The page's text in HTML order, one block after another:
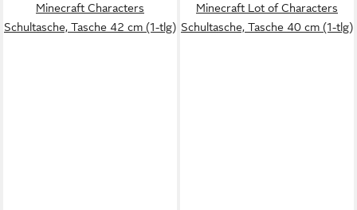
Minecraft Characters
Schultasche, Tasche 42 cm (1-tlg)
Minecraft Lot of Characters
Schultasche, Tasche 40 cm (1-tlg)